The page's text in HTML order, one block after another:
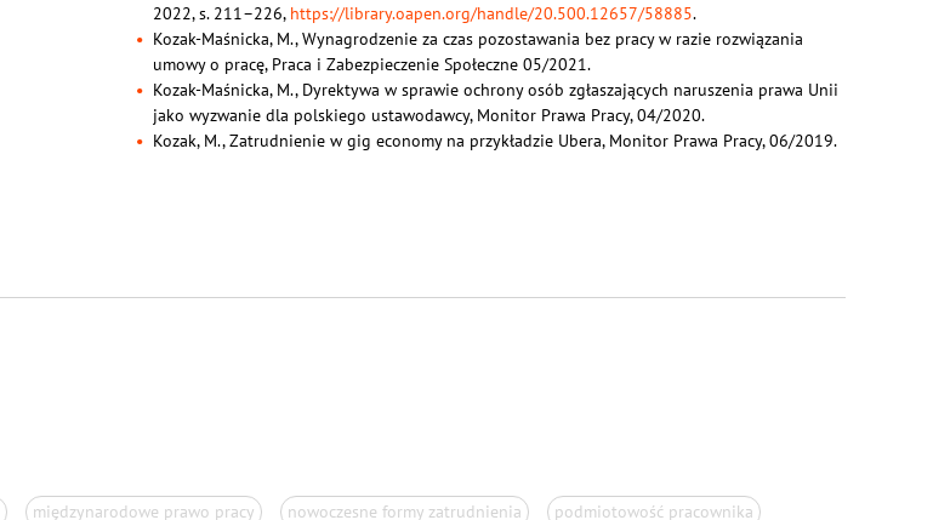
2022, s. 211–226, https://library.oapen.org/handle/20.500.12657/58885.
Kozak-Maśnicka, M., Wynagrodzenie za czas pozostawania bez pracy w razie rozwiązania
umowy o pracę, Praca i Zabezpieczenie Społeczne 05/2021.
Kozak-Maśnicka, M., Dyrektywa w sprawie ochrony osób zgłaszających naruszenia prawa Unii
jako wyzwanie dla polskiego ustawodawcy, Monitor Prawa Pracy, 04/2020.
Kozak, M., Zatrudnienie w gig economy na przykładzie Ubera, Monitor Prawa Pracy, 06/2019.
międzynarodowe prawo pracy nowoczesne formy zatrudnienia podmiotowość pracownika